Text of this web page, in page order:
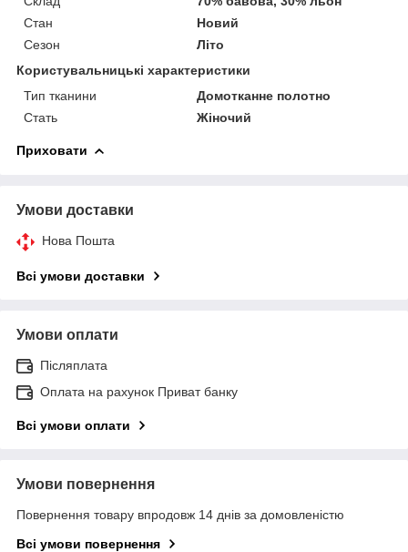
Стан
Новий
Сезон
Літо
Користувальницькі характеристики
Тип тканини
Домотканне полотно
Стать
Жіночий
Приховати
Умови доставки
Нова Пошта
Всі умови доставки
Умови оплати
Післяплата
Оплата на рахунок Приват банку
Всі умови оплати
Умови повернення
Повернення товару впродовж 14 днів за домовленістю
Всі умови повернення